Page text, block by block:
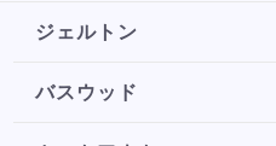
ジェルトン
バスウッド